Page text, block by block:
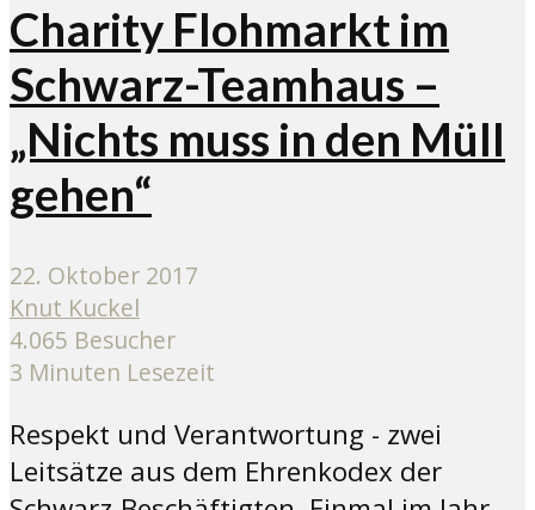
Charity Flohmarkt im
Schwarz-Teamhaus –
„Nichts muss in den Müll
gehen“
22. Oktober 2017
Knut Kuckel
4.065 Besucher
3 Minuten Lesezeit
Respekt und Verantwortung - zwei
Leitsätze aus dem Ehrenkodex der